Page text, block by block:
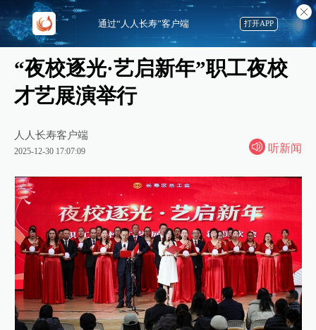
“夜校逐光·艺启新年”职工夜校
才艺展演举行
人人长寿客户端
2025-12-30 17:07:09 听新闻
通过“人人长寿”客户端 打开APP